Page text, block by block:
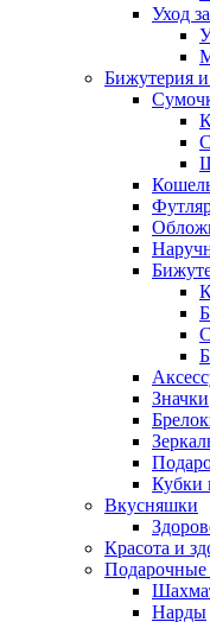
Уход
Бижутерия
Значки
Кубки
Вкусняшки
Красота и
Нарды